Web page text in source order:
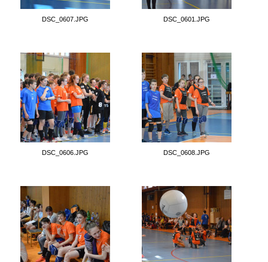
DSC_0607.JPG DSC_0601.JPG
DSC_0606.JPG DSC_0608.JPG